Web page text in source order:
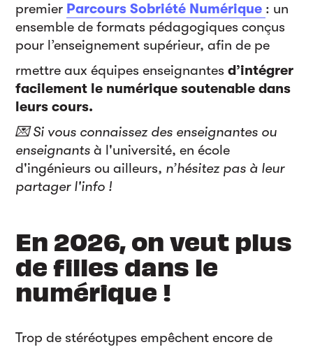
premier Parcours Sobriété Numérique : un
ensemble de formats pédagogiques conçus
pour l’enseignement supérieur, afin de pe
rmettre aux équipes enseignantesd’intégrer
facilement le numérique soutenable dans
leurs cours.
💌 Si vous connaissez des enseignantes ou
enseignantsà l'université, en école
d'ingénieurs ou ailleurs, n’hésitez pas à leur
partager l'info !
En 2026, on veut plus
de filles dans le
numérique !
Trop de stéréotypes empêchent encore de